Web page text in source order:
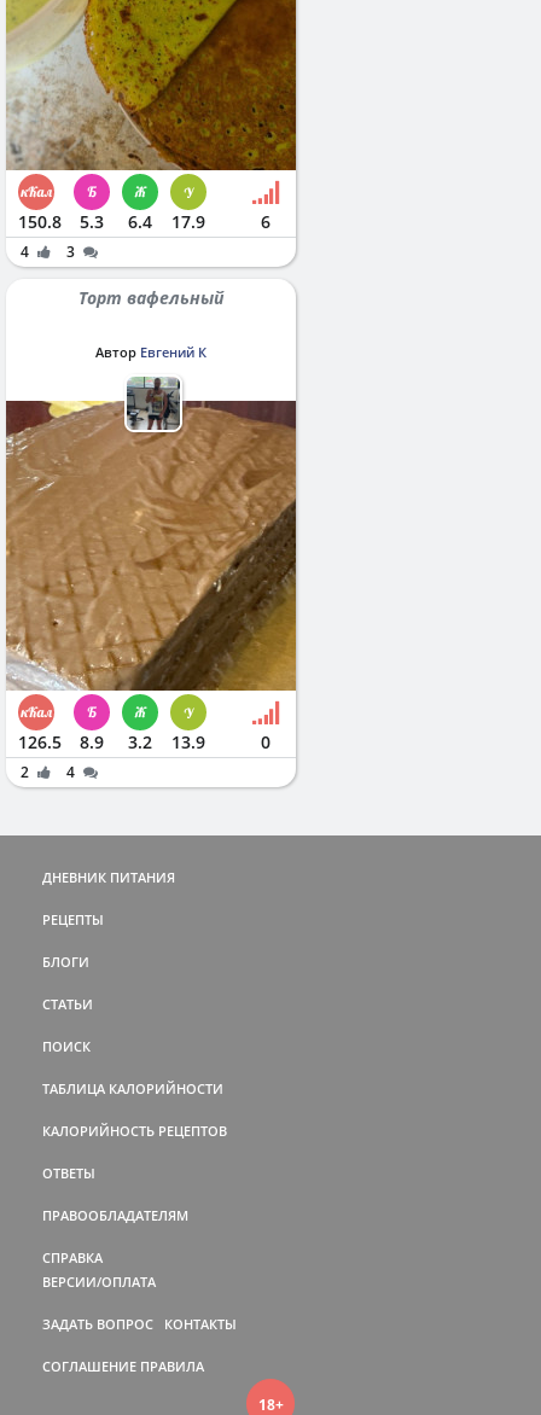
150.8 5.3 6.4 17.9 6
4 3
Торт вафельный
Автор Евгений К
126.5 8.9 3.2 13.9 0
2 4
ДНЕВНИК ПИТАНИЯ
РЕЦЕПТЫ
БЛОГИ
СТАТЬИ
ПОИСК
ТАБЛИЦА КАЛОРИЙНОСТИ
КАЛОРИЙНОСТЬ РЕЦЕПТОВ
ОТВЕТЫ
ПРАВООБЛАДАТЕЛЯМ
СПРАВКА
ВЕРСИИ/ОПЛАТА
ЗАДАТЬ ВОПРОС КОНТАКТЫ
СОГЛАШЕНИЕ ПРАВИЛА
18+